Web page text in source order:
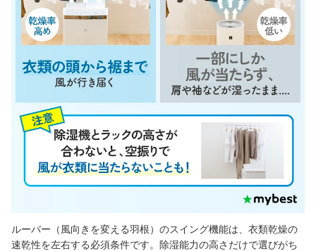
ルーバー（風向きを変える羽根）のスイング機能は、衣類乾燥の
速乾性を左右する必須条件です。除湿能力の高さだけで選びがち